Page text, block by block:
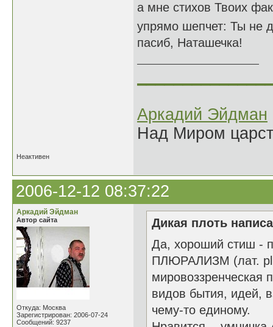
а мне стихов Твоих
упрямо шепчет: Ты
пасиб, Наташечка!
Аркадий Эйдман
Над Миром
Неактивен
2006-12-12 08:37:22
Аркадий Эйдман
Автор сайта
Откуда: Москва
Зарегистрирован: 2006-07-24
Сообщений: 9237
Дикая плоть
Да, хороший стиш -
ПЛЮРАЛИЗМ (лат.
мировоззренческая
видов бытия, идей,
чему-то единому.